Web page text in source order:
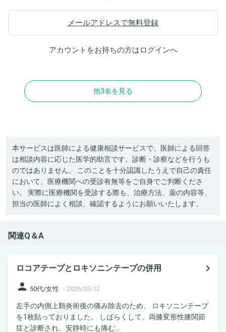
メールアドレスで無料登録
アカウントをお持ちの方はログインへ
他3名を見る
本サービスは医師による健康相談サービスで、医師による回答
は相談内容に応じた医学的助言です。診断・診察などを行うも
のではありません。 このことを十分認識したうえで自己の責任
において、医療機関への受診有無等をご自身でご判断くださ
い。 実際に医療機関を受診する際も、治療方法、薬の内容等、
担当の医師によく相談、確認するようにお願いいたします。
関連Q＆A
ロコアテープとロキソニンテープの併用
navigate_next
person 50代/女性 - 2026/05/12
左手の内側上顆炎術後の痛み除去のため、 ロキソニンテープ
を1枚貼っておりました。 しばらくして、両膝変形性膝関節
症と診断され、安静時にも痛む...